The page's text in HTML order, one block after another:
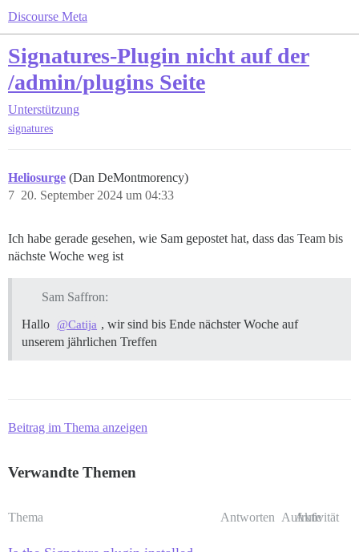
Discourse Meta
Signatures-Plugin nicht auf der
/admin/plugins Seite
Unterstützung
signatures
Heliosurge (Dan DeMontmorency)
20. September 2024 um 04:33
7
Ich habe gerade gesehen, wie Sam gepostet hat, dass das Team bis
nächste Woche weg ist
Sam Saffron:
Hallo @Catija , wir sind bis Ende nächster Woche auf
unserem jährlichen Treffen
Beitrag im Thema anzeigen
Verwandte Themen
Thema Antworten Aufrufe
Aktivität